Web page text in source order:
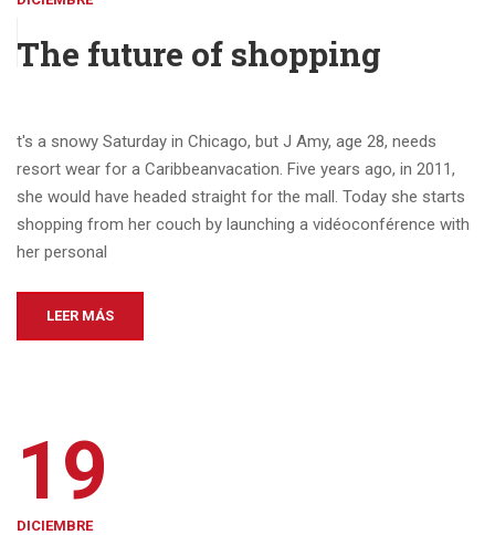
The future of shopping
t's a snowy Saturday in Chicago, but J Amy, age 28, needs
resort wear for a Caribbeanvacation. Five years ago, in 2011,
she would have headed straight for the mall. Today she starts
shopping from her couch by launching a vidéoconférence with
her personal
LEER MÁS
19
DICIEMBRE